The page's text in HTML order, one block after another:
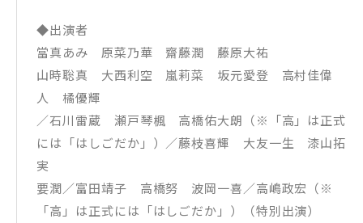
◆出演者
當真あみ 原菜乃華 齋藤潤 藤原大祐
山時聡真 大西利空 嵐莉菜 坂元愛登 高村佳偉
人 橘優輝
／石川雷蔵 瀬⼾琴楓 高橋佑大朗（※「高」は正式
には「はしごだか」）／藤枝喜輝 大友一生 漆山拓
実
要潤／富田靖子 高橋努 波岡一喜／高嶋政宏（※
「高」は正式には「はしごだか」）（特別出演）